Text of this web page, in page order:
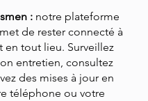
: notre plateforme
de rester connecté à
tout lieu. Surveillez
entretien, consultez
des mises à jour en
téléphone ou votre